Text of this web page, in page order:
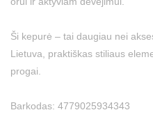
Ši kepurė – tai daugiau nei
Lietuva, praktiškas stiliaus
progai.
Barkodas: 4779025934343